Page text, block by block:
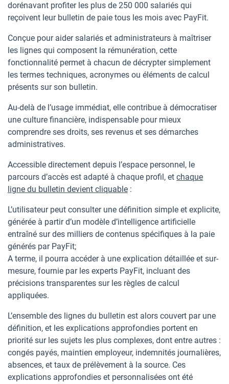
dorénavant profiter les plus de 250 000 salariés qui
reçoivent leur bulletin de paie tous les mois avec PayFit.
Conçue pour aider salariés et administrateurs à maîtriser
les lignes qui composent la rémunération, cette
fonctionnalité permet à chacun de décrypter simplement
les termes techniques, acronymes ou éléments de calcul
présents sur son bulletin.
Au-delà de l’usage immédiat, elle contribue à démocratiser
une culture financière, indispensable pour mieux
comprendre ses droits, ses revenus et ses démarches
administratives.
Accessible directement depuis l’espace personnel, le
parcours d’accès est adapté à chaque profil, et chaque
ligne du bulletin devient cliquable :
L’utilisateur peut consulter une définition simple et explicite,
générée à partir d’un modèle d’intelligence artificielle
entraîné sur des milliers de contenus spécifiques à la paie
générés par PayFit;
A terme, il pourra accéder à une explication détaillée et sur-
mesure, fournie par les experts PayFit, incluant des
précisions transparentes sur les règles de calcul
appliquées.
L’ensemble des lignes du bulletin est alors couvert par une
définition, et les explications approfondies portent en
priorité sur les sujets les plus complexes, dont entre autres :
congés payés, maintien employeur, indemnités journalières,
absences, et taux de prélèvement à la source. Ces
explications approfondies et personnalisées ont été